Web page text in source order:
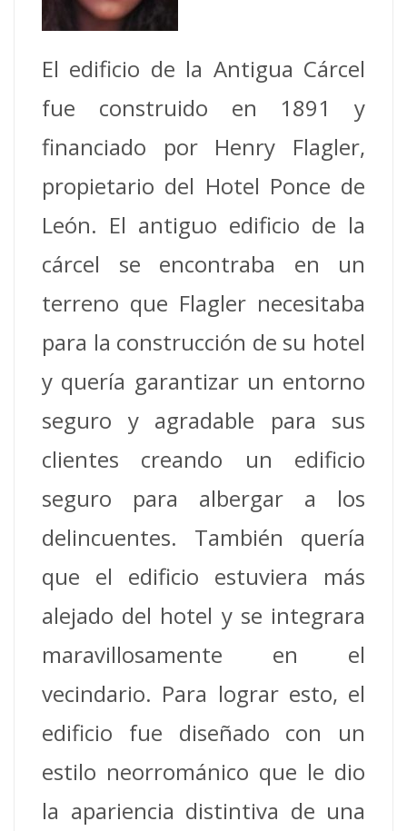
El edificio de la Antigua Cárcel
fue construido en 1891 y
financiado por Henry Flagler,
propietario del Hotel Ponce de
León. El antiguo edificio de la
cárcel se encontraba en un
terreno que Flagler necesitaba
para la construcción de su hotel
y quería garantizar un entorno
seguro y agradable para sus
clientes creando un edificio
seguro para albergar a los
delincuentes. También quería
que el edificio estuviera más
alejado del hotel y se integrara
maravillosamente en el
vecindario. Para lograr esto, el
edificio fue diseñado con un
estilo neorrománico que le dio
la apariencia distintiva de una